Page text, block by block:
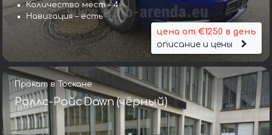
Количество мест – 4
Навигация – есть
цена от €1250 в день
описание и цены
Прокат в Тоскане
Роллс-Ройс Dawn (чёрный)